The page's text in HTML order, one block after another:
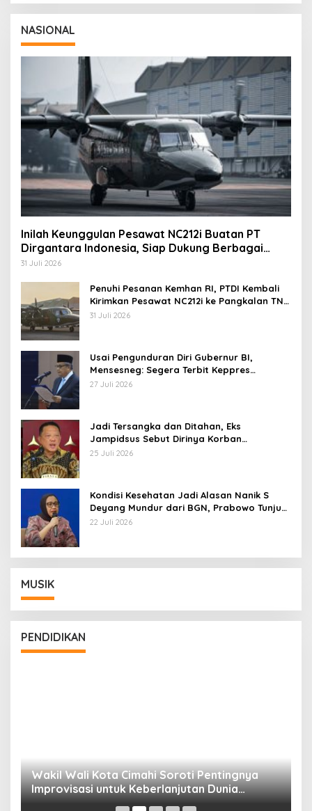
NASIONAL
Inilah Keunggulan Pesawat NC212i Buatan PT
Dirgantara Indonesia, Siap Dukung Berbagai
Operasi TNI
31 Juli 2026
Penuhi Pesanan Kemhan RI, PTDI Kembali
Kirimkan Pesawat NC212i ke Pangkalan TNI
AU
31 Juli 2026
Usai Pengunduran Diri Gubernur BI,
Mensesneg: Segera Terbit Keppres
Pemberhentian dengan Hormat
27 Juli 2026
Jadi Tersangka dan Ditahan, Eks
Jampidsus Sebut Dirinya Korban
Kriminalisasi
25 Juli 2026
Kondisi Kesehatan Jadi Alasan Nanik S
Deyang Mundur dari BGN, Prabowo Tunjuk
Wamentan Sudaryono
22 Juli 2026
MUSIK
PENDIDIKAN
Wakil Wali Kota Cimahi Soroti Pentingnya
Improvisasi untuk Keberlanjutan Dunia
Pendidikan